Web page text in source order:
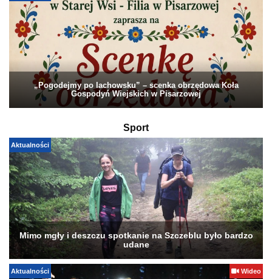
„Pogodejmy po lachowsku” – scenka obrzędowa Koła
Gospodyń Wiejskich w Pisarzowej
Sport
Aktualności
Mimo mgły i deszczu spotkanie na Szczeblu było bardzo
udane
Aktualności Wideo